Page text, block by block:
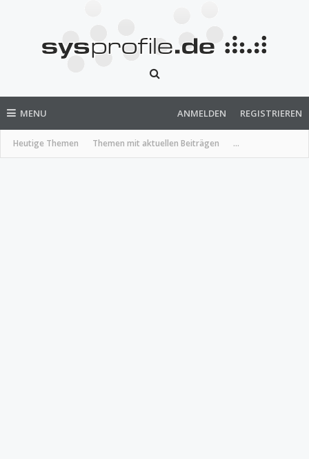
MENU
Heutige Themen Themen mit aktuellen Beiträgen ...
ANMELDEN REGISTRIEREN